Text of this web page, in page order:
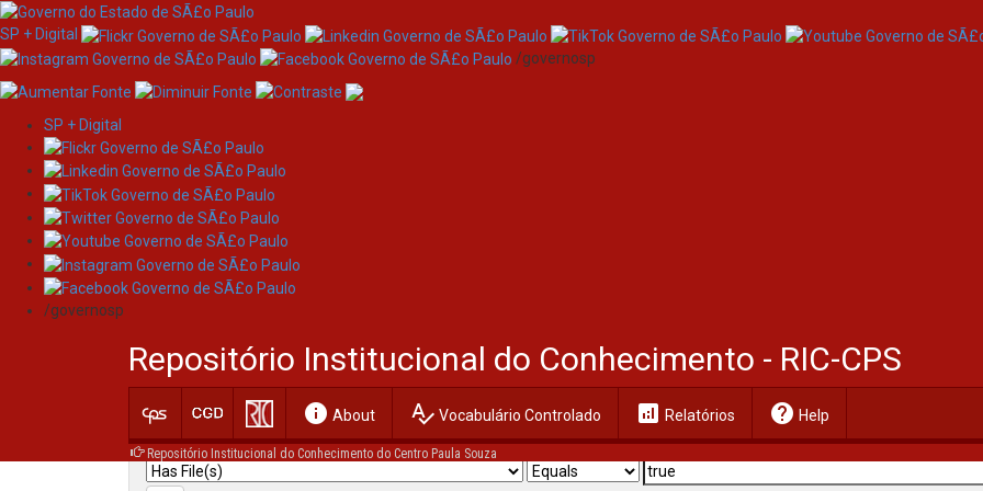
Skip
navigation
SP + Digital
/governosp
SP + Digital
/governosp
Repositório Institucional do Conhecimento - RIC-CPS
info About spellcheck Vocabulário Controlado analytics Relatórios help Help
Repositório Institucional do Conhecimento do Centro Paula Souza
Search
Current filters: